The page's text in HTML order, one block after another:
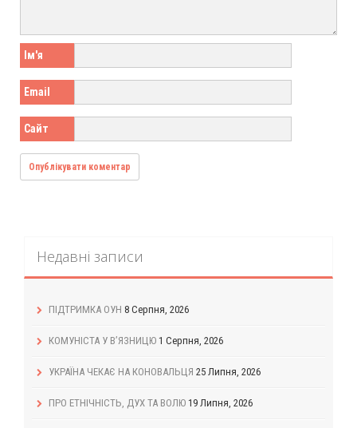
Ім'я
Email
Сайт
Недавні записи
ПІДТРИМКА ОУН 8 Серпня, 2026
КОМУНІСТА У В’ЯЗНИЦЮ 1 Серпня, 2026
УКРАЇНА ЧЕКАЄ НА КОНОВАЛЬЦЯ 25 Липня, 2026
ПРО ЕТНІЧНІСТЬ, ДУХ ТА ВОЛЮ 19 Липня, 2026